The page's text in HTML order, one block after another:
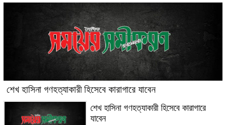
শেখ হাসিনা গণহত্যাকারী হিসেবে কারাগারে যাবেন
শেখ হাসিনা গণহত্যাকারী হিসেবে কারাগারে
যাবেন